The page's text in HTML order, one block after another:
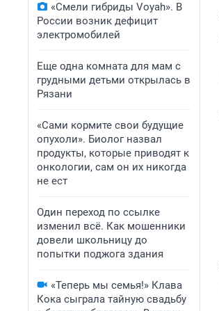
«Смели гибриды Voyah». В
России возник дефицит
электромобилей
Еще одна комната для мам с
грудными детьми открылась в
Рязани
«Сами кормите свои будущие
опухоли». Биолог назвал
продукты, которые приводят к
онкологии, сам он их никогда
не ест
Один переход по ссылке
изменил всё. Как мошенники
довели школьницу до
попытки поджога здания
«Теперь мы семья!» Клава
Кока сыграла тайную свадьбу